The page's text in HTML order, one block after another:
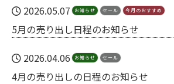
2026.05.07 お知らせ セール 今月のおすすめ
5月の売り出し日程のお知らせ
2026.04.06 お知らせ セール
4月の売り出しの日程のお知らせ